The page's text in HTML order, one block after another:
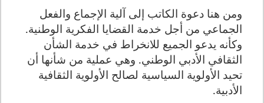
ومن هنا دعوة الكاتب إلى آلية الإجماع والفعل
الجماعي من أجل خدمة القضايا الفكرية الوطنية.
وكأنه يدعو الجميع للانخراط في خدمة الشأن
الثقافي الأدبي الوطني. وهي عملية من شأنها أن
تحيد الأولوية السياسية لصالح الأولوية الثقافية
الأدبية.